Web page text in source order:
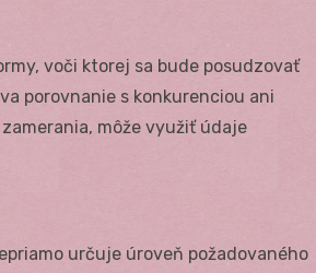
voči ktorej sa bude posudzovať
porovnanie s konkurenciou ani
môže využiť údaje
určuje úroveň požadovaného